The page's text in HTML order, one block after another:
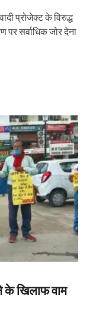
प्रोजेक्ट के विरुद्ध
सर्वाधिक जोर देना
के खिलाफ वाम